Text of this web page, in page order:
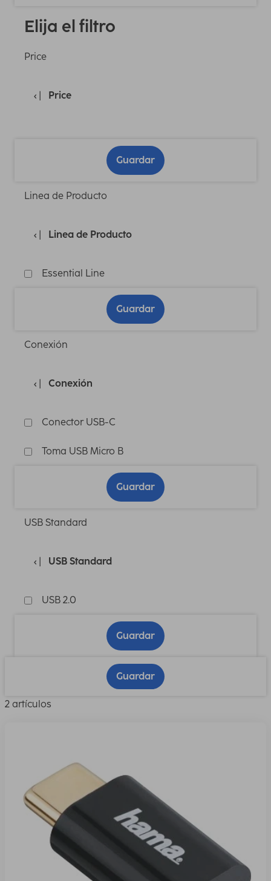
Elija el filtro
Price
Price
Guardar
Linea de Producto
Linea de Producto
Essential Line
Guardar
Conexión
Conexión
Conector USB-C
Toma USB Micro B
Guardar
USB Standard
USB Standard
USB 2.0
Guardar
Guardar
2 artículos